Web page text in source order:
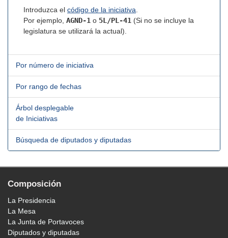
Introduzca el código de la iniciativa.
Por ejemplo, AGND-1 o 5L/PL-41 (Si no se incluye la
legislatura se utilizará la actual).
Por número de iniciativa
Por rango de fechas
Árbol desplegable
de Iniciativas
Búsqueda de diputados y diputadas
Composición
La Presidencia
La Mesa
La Junta de Portavoces
Diputados y diputadas